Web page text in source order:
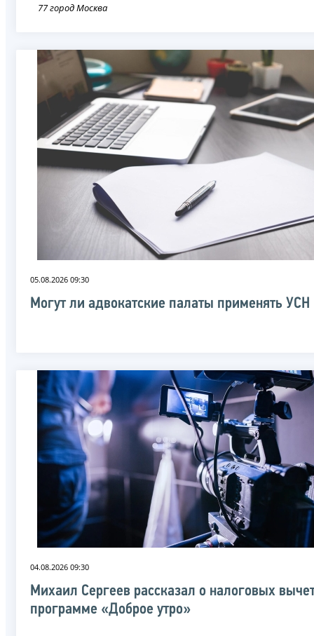
77 город Москва
05.08.2026 09:30
Могут ли адвокатские палаты применять УСН
04.08.2026 09:30
Михаил Сергеев рассказал о налоговых
программе «Доброе утро»